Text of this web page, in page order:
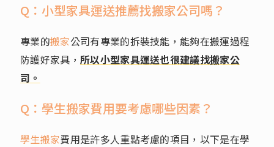
Q：小型家具運送推薦找搬家公司嗎？
專業的搬家公司有專業的拆裝技能，能夠在搬運過程
防護好家具， 所以小型家具運送也很建議找搬家公
司。
Q：學生搬家費用要考慮哪些因素？
學生搬家費用是許多人重點考慮的項目，以下是在學